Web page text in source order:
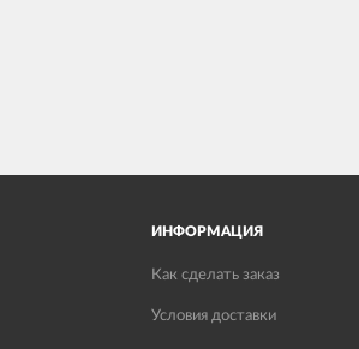
ИНФОРМАЦИЯ
Как сделать заказ
Условия доставки